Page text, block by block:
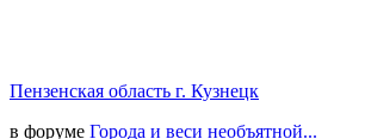
Пензенская область г. Кузнецк
в форуме Города и веси необъятной...